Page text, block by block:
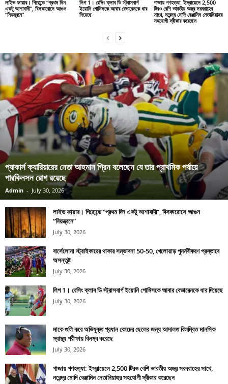
লাইভ ফায়ার। গিরোন্ডে “প্রথম দিন
একটু আশাবাদী”, বিসকারোসে আগুন
“নিয়ন্ত্রনে”
লিগ 1। রেসিং ক্লাব ডি স্ট্রাসবার্গ
ইয়োনি গোমিসকে আবার বেভারেনকে ধার
দিয়েছে
গাজায় গণহত্যা: ইস্রায়েলে 2,500
টিরও বেশি ভারতীয় অস্ত্র সরবরাহের
সাথে, নরেন্দ্র মোদি বেঞ্জামিন নেতানিয়াহুর
সহযোগী স্বীকার করেছেন
প্যাকার্স ক্যারিয়ারের নেতা আহমান গ্রিন বলেছেন যে তার প্রাথমিক পর্যায়ে
পারকিনসন রোগ রয়েছে
Admin - July 30, 2026
লাইভ ফায়ার। গিরোন্ডে “প্রথম দিন একটু আশাবাদী”, বিসকারোসে আগুন
“নিয়ন্ত্রনে”
July 30, 2026
বার্সেলোনা স্ট্রাইকারের থাকার সম্ভাবনা 50-50, খেলোয়াড় পুনর্নবীকরণ প্রস্তাবে
অসন্তুষ্ট
July 30, 2026
লিগ 1। রেসিং ক্লাব ডি স্ট্রাসবার্গ ইয়োনি গোমিসকে আবার বেভারেনকে ধার দিয়েছে
July 30, 2026
মাকে গুলি করে অভিযুক্ত প্রধান কোচের ছেলের জন্য আদালত বিলম্বিত মানসিক
স্বাস্থ্য পরীক্ষায় বিলম্ব করেছে
July 30, 2026
গাজায় গণহত্যা: ইস্রায়েলে 2,500 টিরও বেশি ভারতীয় অস্ত্র সরবরাহের সাথে,
নরেন্দ্র মোদি বেঞ্জামিন নেতানিয়াহুর সহযোগী স্বীকার করেছেন